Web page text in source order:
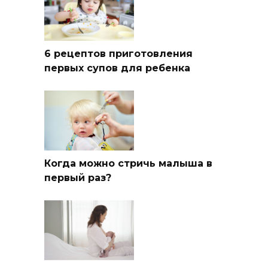
6 рецептов приготовления
первых супов для ребенка
Когда можно стричь малыша в
первый раз?